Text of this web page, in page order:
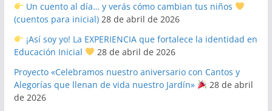
Un cuento al día… y verás cómo cambian tus niños
(cuentos para inicial) 28 de abril de 2026
¡Así soy yo! La EXPERIENCIA que fortalece la identidad en
Educación Inicial
28 de abril de 2026
Proyecto «Celebramos nuestro aniversario con Cantos y
Alegorías que llenan de vida nuestro Jardín»
28 de abril
de 2026